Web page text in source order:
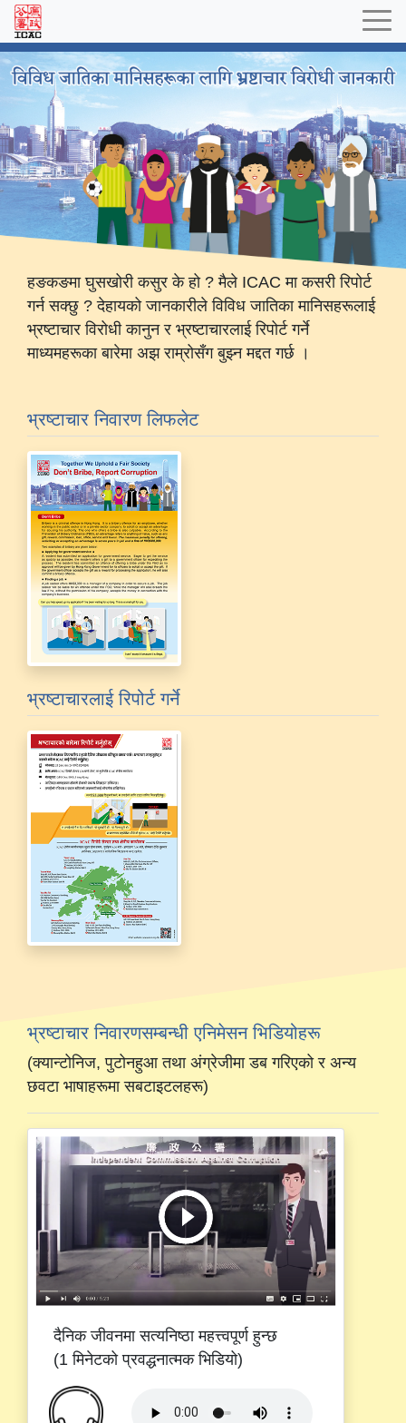
Skip to main content
विविध जातिका मानिसहरूका
हङकङमा घुसखोरी कसुर के हो ? मैले ICAC मा कसरी रिपोर्ट
गर्न सक्छु ? देहायको जानकारीले विविध जातिका मानिसहरूलाई
भ्रष्टाचार विरोधी कानुन र भ्रष्टाचारलाई रिपोर्ट गर्ने
माध्यमहरूका बारेमा अझ राम्रोसँग बुझ्न मद्दत गर्छ ।
भ्रष्टाचार निवारण लिफलेट
भ्रष्टाचारलाई रिपोर्ट गर्ने
भ्रष्टाचार निवारणसम्बन्धी एनिमेसन भिडियोहरू
(क्यान्टोनिज, पुटोनहुआ तथा अंग्रेजीमा डब गरिएको र अन्य
छवटा भाषाहरूमा सबटाइटलहरू)
दैनिक जीवनमा सत्यनिष्ठा महत्त्वपूर्ण हुन्छ
(1 मिनेटको प्रवद्धनात्मक भिडियो)